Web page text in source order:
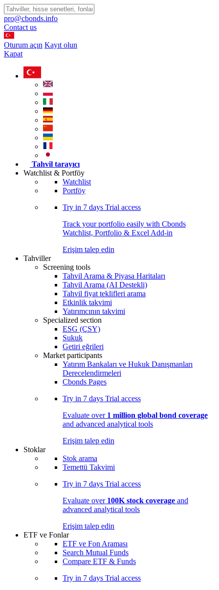
pro@cbonds.info
Contact us
Oturum açın Kayıt olun
Kapat
Tahvil tarayıcı
Watchlist & Portföy
Watchlist
Portföy
Try in 7 days Trial access
Track your portfolio easily with Cbonds
Watchlist, Portfolio & Excel Add-in
Erişim talep edin
Tahviller
Screening tools
Tahvil Arama & Piyasa Haritaları
Tahvil Arama (AI Destekli)
Tahvil fiyat teklifleri arama
Etkinlik takvimi
Yatırımcının takvimi
Specialized section
ESG (ÇSY)
Sukuk
Getiri eğrileri
Market participants
Yatırım Bankaları ve Hukuk Danışmanları
Derecelendirmeleri
Cbonds Pages
Try in 7 days Trial access
Evaluate over 1 million global bond coverage
and advanced analytical tools
Erişim talep edin
Stoklar
Stok arama
Temettü Takvimi
Try in 7 days Trial access
Evaluate over 100K stock coverage and
advanced analytical tools
Erişim talep edin
ETF ve Fonlar
ETF ve Fon Araması
Search Mutual Funds
Compare ETF & Funds
Try in 7 days Trial access